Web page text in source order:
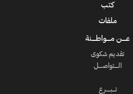
كتب
ملفات
عــــن مــــواطــــنة
تقديم شكوى
الــــتواصــــل
تـــبــــرع